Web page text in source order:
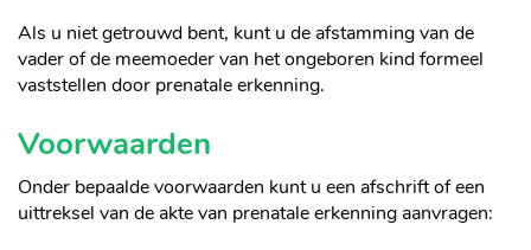
Als u niet getrouwd bent, kunt u de afstamming van de
vader of de meemoeder van het ongeboren kind formeel
vaststellen door prenatale erkenning.
Voorwaarden
Onder bepaalde voorwaarden kunt u een afschrift of een
uittreksel van de akte van prenatale erkenning aanvragen: